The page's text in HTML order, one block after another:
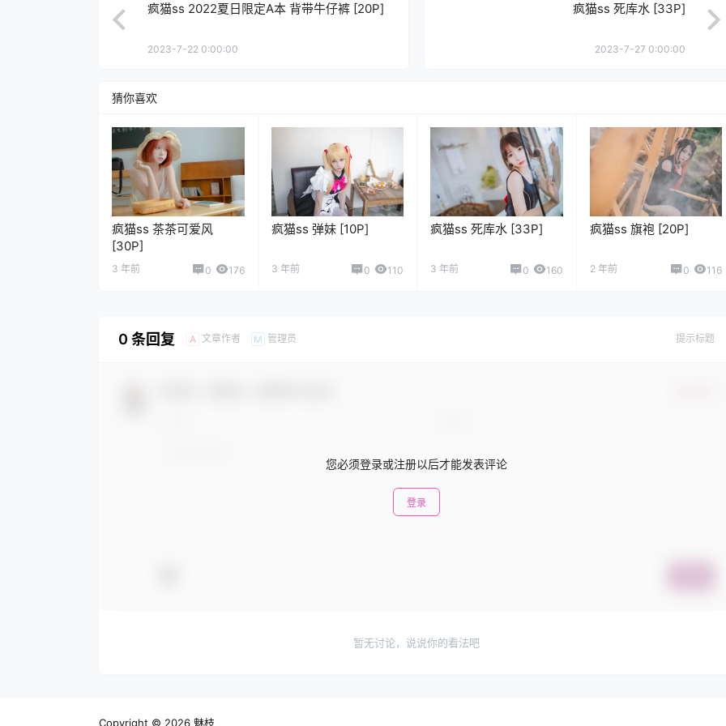
疯猫ss 2022夏日限定A本 背带牛仔裤 [20P]
2023-7-22 0:00:00
疯猫ss 死库水 [33P]
2023-7-27 0:00:00
猜你喜欢
疯猫ss 茶茶可爱风
[30P]
3 年前 0 176
疯猫ss 弹妹 [10P]
3 年前 0 110
疯猫ss 死库水 [33P]
3 年前 0 160
疯猫ss 旗袍 [20P]
2 年前 0 116
0 条回复 A 文章作者 M 管理员 提示标题
您必须登录或注册以后才能发表评论
登录
暂无讨论，说说你的看法吧
Copyright © 2026 魅枝